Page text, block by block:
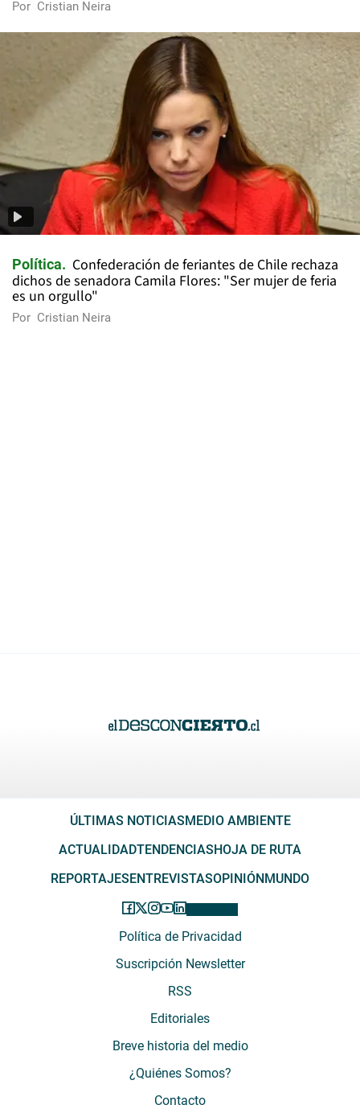
Por Cristian Neira
Política
Confederación de feriantes de Chile rechaza
dichos de senadora Camila Flores: "Ser mujer de feria
es un orgullo"
Por Cristian Neira
ÚLTIMAS NOTICIASMEDIO AMBIENTE
ACTUALIDADTENDENCIASHOJA DE RUTA
REPORTAJESENTREVISTASOPINIÓNMUNDO
Política de Privacidad
Suscripción Newsletter
RSS
Editoriales
Breve historia del medio
¿Quiénes Somos?
Contacto